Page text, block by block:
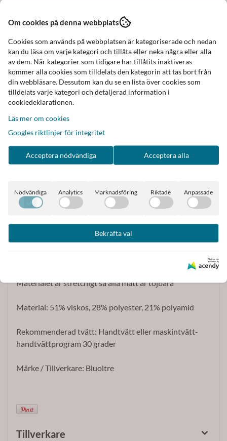
Rutmönstrad och med lurex trådar
Mjukt och skönt grovstickat material
Jackan är ofodrad och utan knäppning
Den har snurrade svarta och vita dekorband med
guldtrådar i framkanterna, runt halsen och på fickorna
Bystmått mätt rakt över plagget
Stl. S/M ca 46 cm
Stl. M/L ca 48 cm
Stl. S/M ca 57 cm
Stl. M/L ca 59 cm
Materialet är stretchigt så alla mått är töjbara
Material: 51% viskos, 28% polyester, 21% polyamid
Rekommenderad tvätt: Handtvätt eller maskintvätt-
handtvättprogram 30 grader
Märke / Tillverkare: Bluoltre
Tillverkare
Om cookies på denna webbplats
Cookies som används på webbplatsen är kategoriserade och nedan
kan du läsa om varje kategori och tillåta eller neka några eller alla
av dem. När kategorier som tidigare har tillåtits inaktiveras
kommer alla cookies som tilldelats den kategorin att tas bort från
din webbläsare. Dessutom kan du se en lista över cookies som
tilldelats varje kategori och detaljerad information i
cookiedeklarationen.
Läs mer om cookies
Googles riktlinjer för integritet
Acceptera nödvändiga Acceptera alla
Nödvändiga Analytics Marknadsföring Riktade Anpassade
Bekräfta val
Drivs av